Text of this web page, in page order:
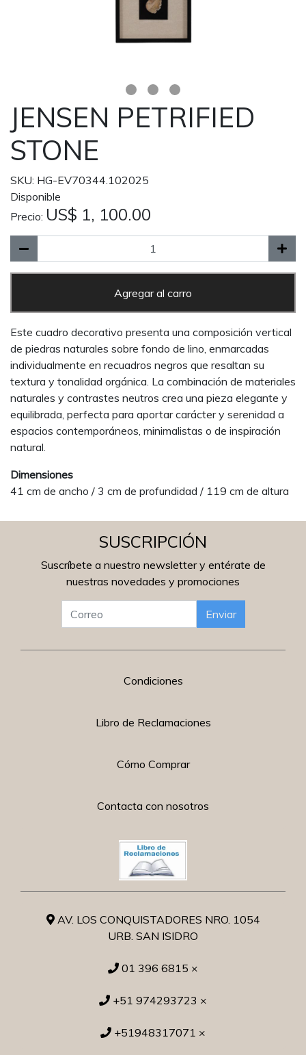
JENSEN PETRIFIED
STONE
SKU: HG-EV70344.102025
Disponible
Precio: US$ 1, 100.00
Agregar al carro
Este cuadro decorativo presenta una composición vertical
de piedras naturales sobre fondo de lino, enmarcadas
individualmente en recuadros negros que resaltan su
textura y tonalidad orgánica. La combinación de materiales
naturales y contrastes neutros crea una pieza elegante y
equilibrada, perfecta para aportar carácter y serenidad a
espacios contemporáneos, minimalistas o de inspiración
natural.
Dimensiones
41 cm de ancho / 3 cm de profundidad / 119 cm de altura
SUSCRIPCIÓN
Suscríbete a nuestro newsletter y entérate de
nuestras novedades y promociones
Enviar
Condiciones
Libro de Reclamaciones
Cómo Comprar
Contacta con nosotros
AV. LOS CONQUISTADORES NRO. 1054
URB. SAN ISIDRO
01 396 6815 ×
+51 974293723 ×
+51948317071 ×